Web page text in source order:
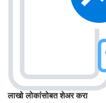
लाखो लोकांसोबत शेअर करा